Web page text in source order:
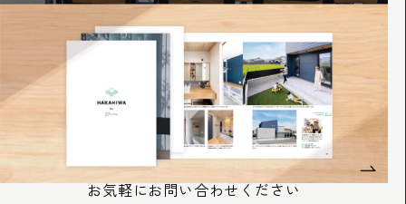
お気軽にお問い合わせください